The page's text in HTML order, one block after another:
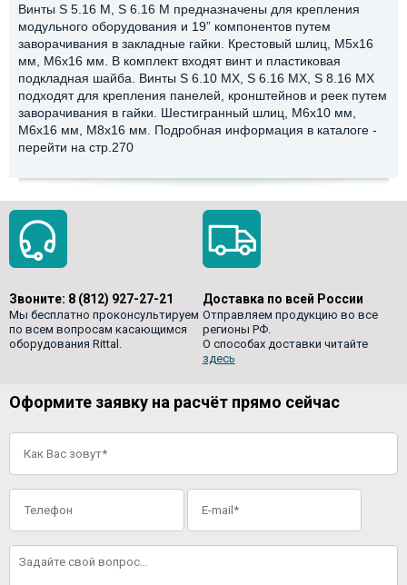
Винты S 5.16 М, S 6.16 М предназначены для крепления
модульного оборудования и 19” компонентов путем
заворачивания в закладные гайки. Крестовый шлиц, М5х16
мм, М6х16 мм. В комплект входят винт и пластиковая
подкладная шайба. Винты S 6.10 МХ, S 6.16 MX, S 8.16 МХ
подходят для крепления панелей, кронштейнов и реек путем
заворачивания в гайки. Шестигранный шлиц, М6х10 мм,
М6х16 мм, М8х16 мм. Подробная информация в каталоге -
перейти на стр.270
Звоните: 8 (812) 927-27-21
Мы бесплатно проконсультируем
по всем вопросам касающимся
оборудования Rittal.
Доставка по всей России
Отправляем продукцию во все
регионы РФ.
О способах доставки читайте
здесь
Оформите заявку на расчёт прямо сейчас